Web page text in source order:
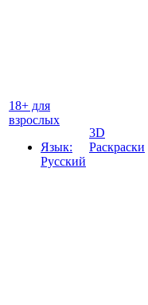
18+ для
взрослых
Язык:
Русский
3D
Раскраски